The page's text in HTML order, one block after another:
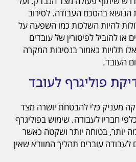
הנושא בהסכם העבודה. לסירוב
להיות השלכות כמו השפעה על
להוביל לפיטורין של עובדים
תלויות כאמור בנסיבות המקרה
העובד.
פוליגרף לעובד
מעניק כלי להבטחת יושרה מצד
חבריו לעבודה. שימוש בפוליגרף
יותר, בטוחה יותר ושקטה כאשר
לעבודה עוברים תהליך המוודא שאין